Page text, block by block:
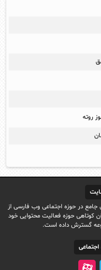
روته
جامع در حوزه اجتماعی وب فارسی از
زمان کوتاهی حوزه فعالیت محتوایی خود